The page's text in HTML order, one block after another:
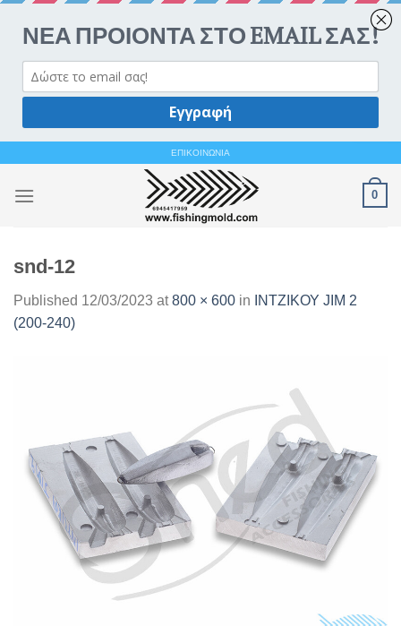
content
ΕΠΙΚΟΙΝΩΝΙΑ
0
snd-12
Published 12/03/2023 at800 × 600 in
ΙΝΤΖΙΚΟΥ JIM 2
(200-240)